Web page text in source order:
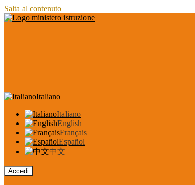
Salta al contenuto
Italiano
Italiano
English
Français
Español
中文
Accedi